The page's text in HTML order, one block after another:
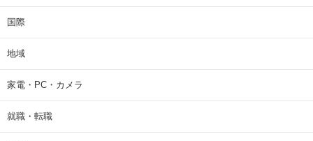
国際
地域
家電・PC・カメラ
就職・転職